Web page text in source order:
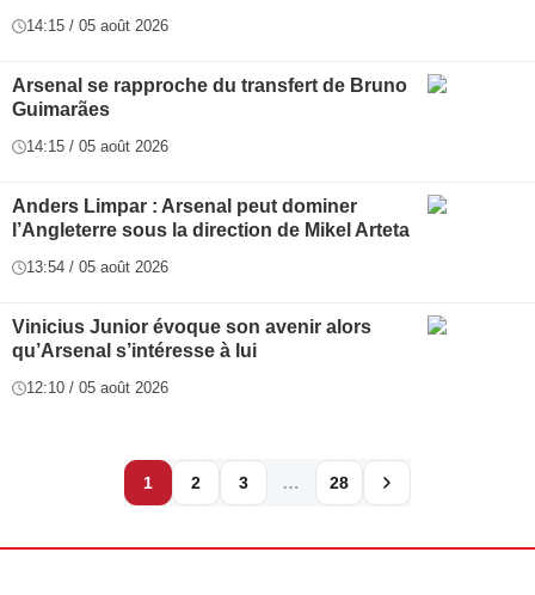
14:15 / 05 août 2026
Arsenal se rapproche du transfert de Bruno
Guimarães
14:15 / 05 août 2026
Anders Limpar : Arsenal peut dominer
l’Angleterre sous la direction de Mikel Arteta
13:54 / 05 août 2026
Vinicius Junior évoque son avenir alors
qu’Arsenal s’intéresse à lui
12:10 / 05 août 2026
1 2 3 … 28